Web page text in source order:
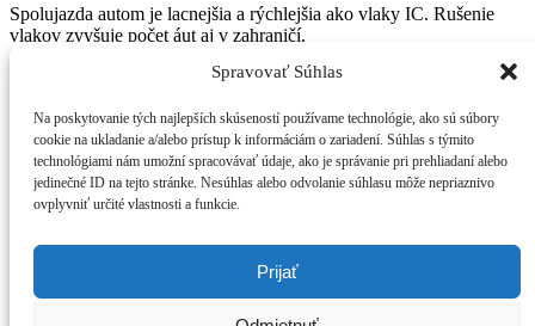
Spravovať Súhlas
Na poskytovanie tých najlepších skúseností používame technológie, ako sú súbory
cookie na ukladanie a/alebo prístup k informáciám o zariadení. Súhlas s týmito
technológiami nám umožní spracovávať údaje, ako je správanie pri prehliadaní alebo
jedinečné ID na tejto stránke. Nesúhlas alebo odvolanie súhlasu môže nepriaznivo
ovplyvniť určité vlastnosti a funkcie.
Prijať
Spolujazda autom je lacnejšia a rýchlejšia ako vlaky IC. Rušenie
vlakov zvyšuje počet áut aj v zahraničí.
IDH v médiach • 23.02.2016
Váš sprievodca svetom infraštruktúry a
ekonomiky
Press Centrum
IDH v médiach
Tlačové správy
Blog
Press
Kto sme